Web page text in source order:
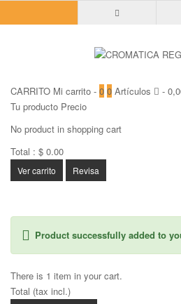
CARRITO Mi carrito - 0 0 Artículos -
Tu producto Precio
No product in shopping cart
Total : $ 0.00
Ver carrito Revisa
Product successfully added to
There is 1 item in your cart.
Total (tax incl.)